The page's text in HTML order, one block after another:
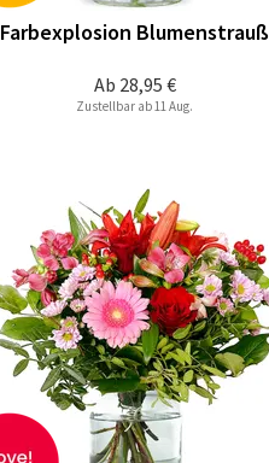
Ab 28,95 €
Farbexplosion Blumenstrauß
Zustellbar ab 11 Aug.